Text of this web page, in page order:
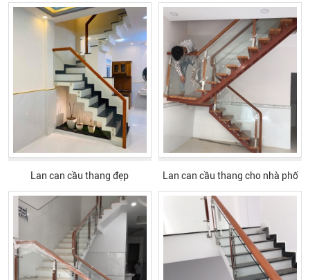
Lan can cầu thang đẹp Lan can cầu thang cho nhà phố